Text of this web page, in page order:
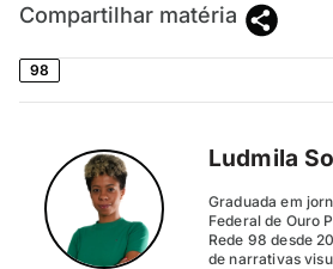
Compartilhar matéria
98
Ludmila
Graduada em
Federal de Ouro
Rede 98 desde
de narrativas